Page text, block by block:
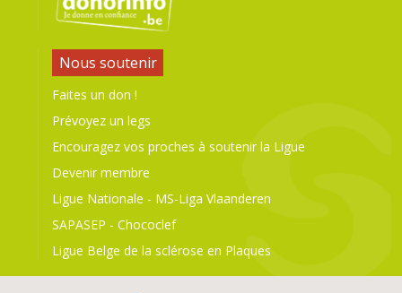
Nous soutenir
Faites un don !
Prévoyez un legs
Encouragez vos proches à soutenir la Ligue
Devenir membre
Ligue Nationale - MS-Liga Vlaanderen
SAPASEP -Chococlef
Ligue Belge de la sclérose en Plaques